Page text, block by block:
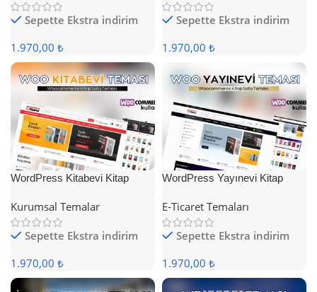
Sepette Ekstra indirim
1.970,00 ₺
Sepette Ekstra indirim
1.970,00 ₺
WordPress Kitabevi Kitap
Kurumsal Temalar
Sepette Ekstra indirim
1.970,00 ₺
WordPress Yayınevi Kitap
E-Ticaret Temaları
Sepette Ekstra indirim
1.970,00 ₺